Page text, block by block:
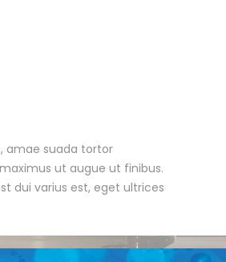
amae suada tortor
ut augue ut finibus.
dui varius est, eget ultrices